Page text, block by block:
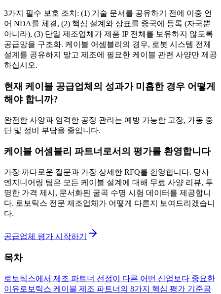
3가지 필수 보호 조치: (1) 기술 문서를 공유하기 전에 이중 언
어 NDA를 체결, (2) 핵심 설계와 상표를 중국에 등록 (자국뿐
아니라), (3) 단일 제조업체가 제품 IP 전체를 보유하지 않도록
공급망을 구조화. 케이블 어셈블리의 경우, 로봇 시스템 전체
설계를 공유하지 말고 제조에 필요한 케이블 관련 사양만 제공
하십시오.
현재 케이블 공급업체의 성과가 미흡한 경우 어떻게
해야 합니까?
완전한 사양과 엄격한 공정 관리는 예방 가능한 고장, 가동 중
단 및 정비 부담을 줄입니다.
케이블 어셈블리 파트너로서의 평가를 환영합니다
가장 까다로운 질문과 가장 상세한 RFQ를 환영합니다. 당사
엔지니어링 팀은 모든 케이블 설계에 대해 무료 사양 리뷰, 투
명한 가격 제시, 문서화된 굴곡 수명 시험 데이터를 제공합니
다. 로보틱스 전문 제조업체가 어떻게 다른지 보여드리겠습니
다.
공급업체 평가 시작하기
목차
로보틱스에서 제조 파트너 선정이 다른 어떤 산업보다 중요한
이유로보틱스 케이블 제조 파트너의 8가지 핵심 평가 기준공